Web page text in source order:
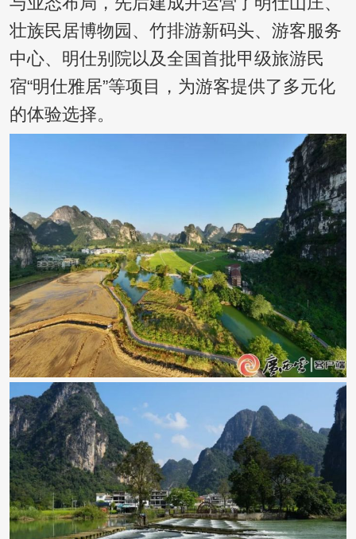
壮族民居博物园、竹排游新码头、游客服务
中心、明仕别院以及全国首批甲级旅游民
宿“明仕雅居”等项目，为游客提供了多元化
的体验选择。